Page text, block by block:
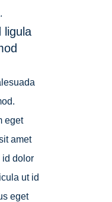
ligula
eget
amet
id dolor
ut id
eget